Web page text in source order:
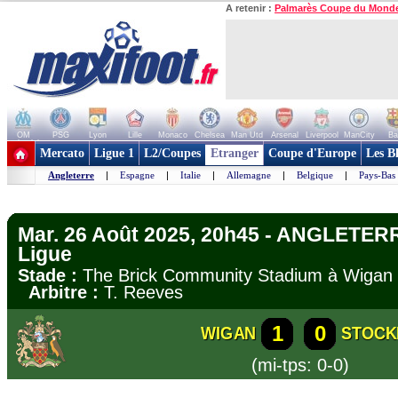
A retenir : Palmarès Coupe du
OM PSG Lyon Lille Monaco Chelsea Man Utd Arsenal Liverpool ManCity
+ de clubs
Mercato Ligue 1 L2/Coupes Etranger Coupe d'Europe Les
Angleterre | Espagne | Italie | Allemagne | Belgique | Pays-Bas
Mar. 26 Août 2025, 20h45 -
Ligue
Stade : The Brick Community Stadium à
Arbitre : T. Reeves
WIGAN 1 0
(mi-tps: 0-0)